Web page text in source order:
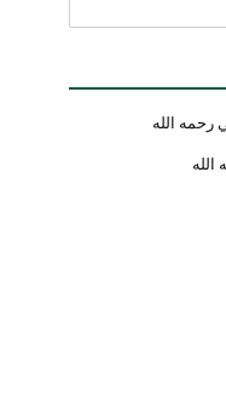
رحمه الله
الله